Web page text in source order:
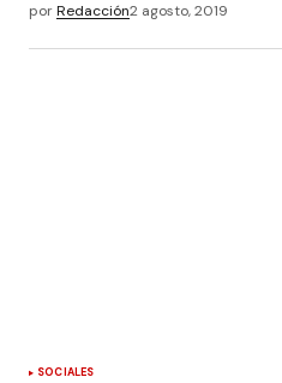
porRedacción2 agosto, 2019
SOCIALES